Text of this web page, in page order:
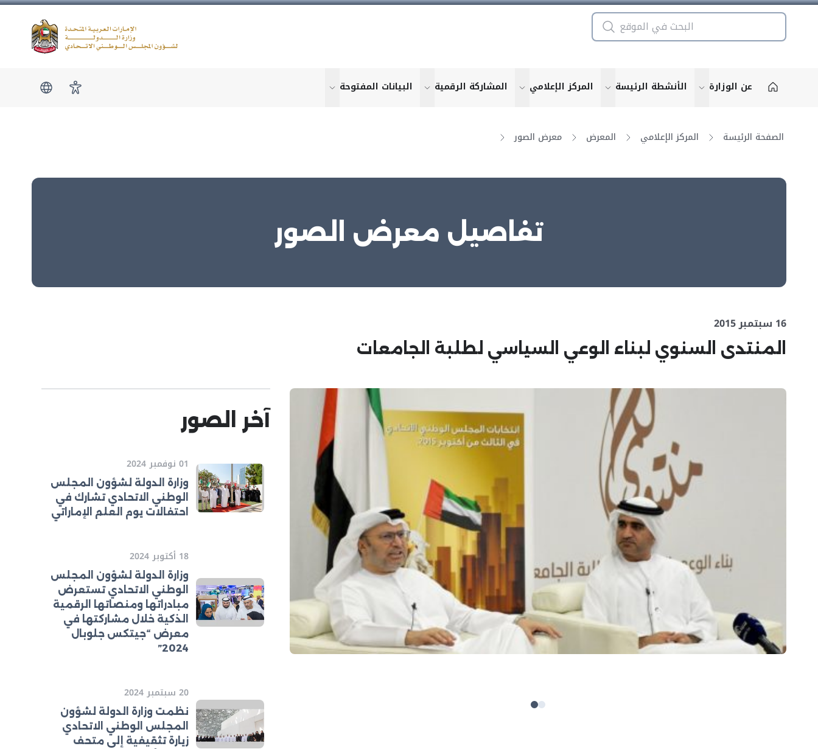
عن الوزارة show submenu for "More"
الأنشطة الرئيسة show submenu for "More"
المركز الإعلامي show submenu for "More"
المشاركة الرقمية show submenu for "More"
البيانات المفتوحة show submenu for "More" امكانية الوصول
الصفحة الرئيسة المركز الإعلامي المعرض معرض الصور
تفاصيل معرض الصور
16 سبتمبر 2015
المنتدى السنوي لبناء الوعي السياسي لطلبة الجامعات
آخر الصور
01 نوفمبر 2024
وزارة الدولة لشؤون المجلس
الوطني الاتحادي تشارك في
احتفالات يوم العلم الإماراتي
18 أكتوبر 2024
وزارة الدولة لشؤون المجلس
الوطني الاتحادي تستعرض
مبادراتها ومنصاتها الرقمية
الذكية خلال مشاركتها في
معرض “جيتكس جلوبال
2024”
20 سبتمبر 2024
نظمت وزارة الدولة لشؤون
المجلس الوطني الاتحادي
زيارة تثقيفية إلى متحف